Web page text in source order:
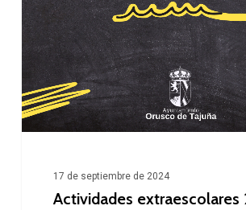
17 de septiembre de 2024
Actividades